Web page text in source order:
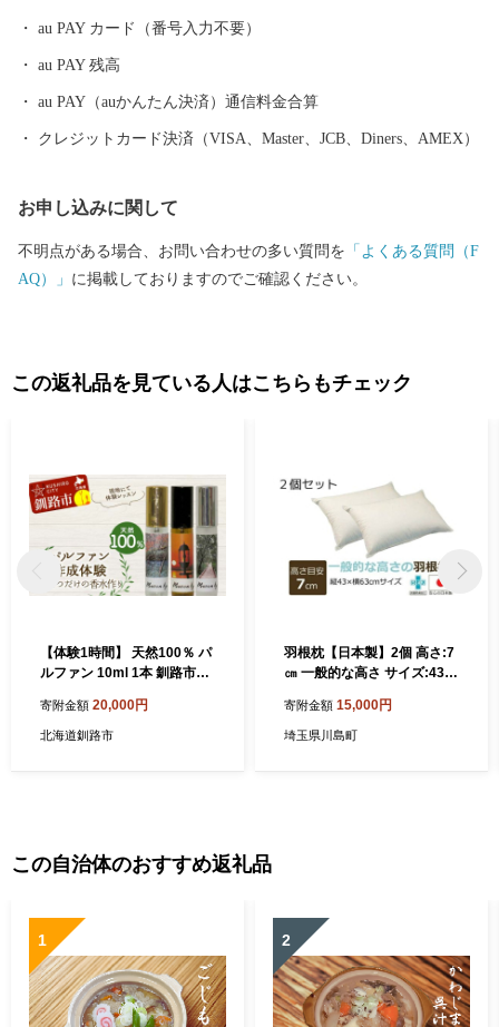
「買いたい」、「住みたい」と思えるような町のイメージを図る
た。KJブランドとは、「自然（見渡す限りの田園風景、白鳥の飛
来など）」、「農産物（いちご、いちじく、川越藩のお蔵米な
ど）」、「食（すったて、呉汁など）」、「歴史文化財（遠山記
と納税の対象団体として総務大臣から指定を受けているため、本
町に寄附した場合は、税制上の特例控除を受けることができま
au PAY カード（番号入力不要）
au PAY 残高
au PAY（auかんたん決済）通信料金合算
クレジットカード決済（VISA、Master、JCB、Diners、AMEX）
お申し込みに関して
不明点がある場合、お問い合わせの多い質問を 「よくある質問（F
AQ）」 に掲載しておりますのでご確認ください。
この返礼品を見ている人はこちらもチェック
【体験1時間】 天然100％ パ
ルファン 10ml 1本 釧路市ご
アロマオイル アロマ ギフト
リラックス 癒し F4F-8226
寄附金額 20,000円
北海道釧路市
羽根枕【日本製】2個 高さ:7
㎝ 一般的な高さ サイズ:43㎝
当店人気商品 高品質 フェザ
ー 羽根枕 羽枕 通気性抜群 高
寄附金額 15,000円
埼玉県川島町
この自治体のおすすめ返礼品
1 2